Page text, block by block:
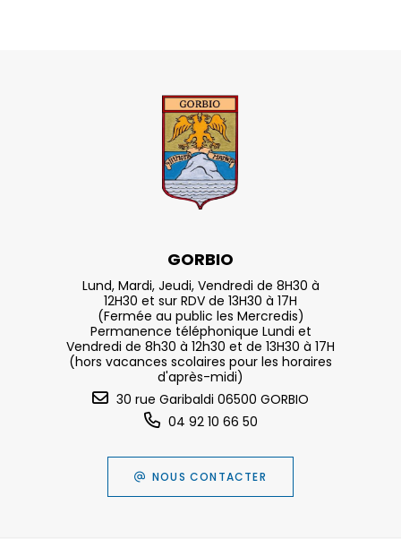
GORBIO
Lund, Mardi, Jeudi, Vendredi de 8H30 à
12H30 et sur RDV de 13H30 à 17H
(Fermée au public les Mercredis)
Permanence téléphonique Lundi et
Vendredi de 8h30 à 12h30 et de 13H30 à 17H
(hors vacances scolaires pour les horaires
d'après-midi)
30 rue Garibaldi 06500 GORBIO
04 92 10 66 50
NOUS CONTACTER